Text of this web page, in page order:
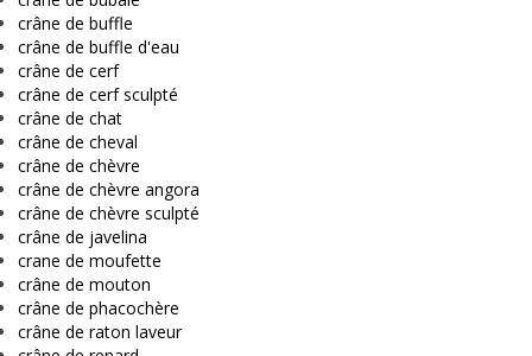
crâne de buffle
crâne de buffle d'eau
crâne de cerf
crâne de cerf sculpté
crâne de chat
crâne de cheval
crâne de chèvre
crâne de chèvre angora
crâne de chèvre sculpté
crâne de javelina
crane de moufette
crâne de mouton
crâne de phacochère
crâne de raton laveur